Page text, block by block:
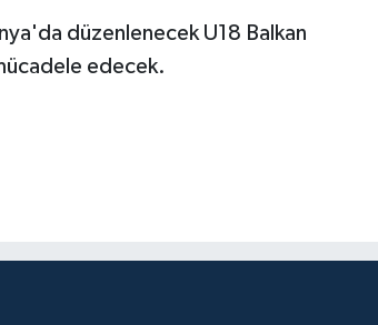
düzenlenecek U18 Balkan
edecek.